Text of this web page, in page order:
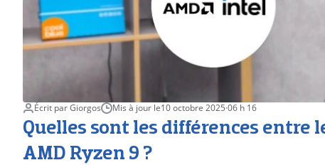
Écrit par Giorgos Mis à jour le10 octobre 2025·06 h 16
Quelles sont les différences entre
AMD Ryzen 9 ?